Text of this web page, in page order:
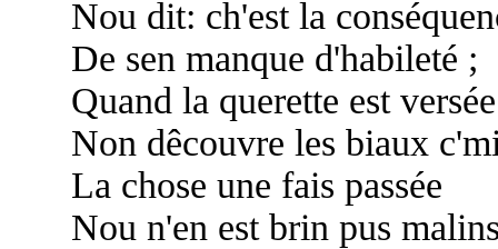
Nou dit: ch'est la
De sen manque d'habileté ;
Quand la querette est versée
Non dêcouvre les biaux
La chose une fais passée
Nou n'en est brin pus